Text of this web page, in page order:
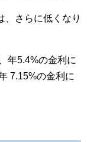
、さらに低くなり
年5.4%の金利に
7.15%の金利に